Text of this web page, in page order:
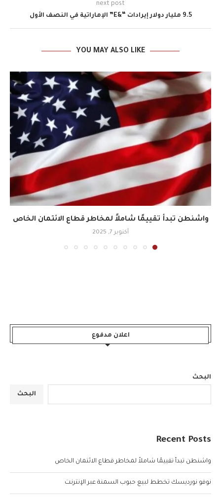
next post
9.5 مليار دولار إيرادات “&E” الإماراتية في النصف الأول
YOU MAY ALSO LIKE
واشنطن تبدأ تقييمًا شاملاً لمخاطر قطاع الائتمان الخاص
أكتوبر 7, 2025
اعلان مدفوع
البحث
البحث
Recent Posts
واشنطن تبدأ تقييمًا شاملاً لمخاطر قطاع الائتمان الخاص
نوفو نورديسك تخطط لبيع حبوب السمنة عبر الإنترنت